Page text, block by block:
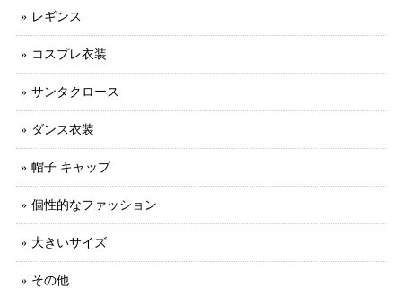
レギンス
コスプレ衣装
サンタクロース
ダンス衣装
帽子 キャップ
個性的なファッション
大きいサイズ
その他